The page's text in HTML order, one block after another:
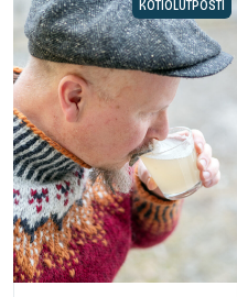
KOTIOLUTPOSTI